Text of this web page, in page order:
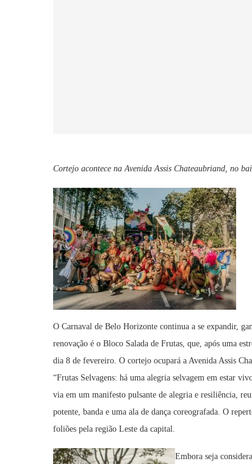
Cortejo acontece na Avenida Assis Chateaubriand, no
O Carnaval de Belo Horizonte continua a se expandir,
renovação é o Bloco Salada de Frutas, que, após uma
dia 8 de fevereiro. O cortejo ocupará a Avenida Assis
“Frutas Selvagens: há uma alegria selvagem em estar
via em um manifesto pulsante de alegria e resiliência,
potente, banda e uma ala de dança coreografada. O
foliões pela região Leste da capital.
Embora seja